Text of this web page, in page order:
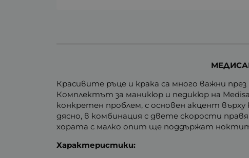
Красивите ръце и крака са много важни
Комплектът за маникюр и педикюр на
конкретен проблем, с основен акцент
дясно, в комбинация с двете скорости
хората с малко опит ще поддържат
Характеристики: